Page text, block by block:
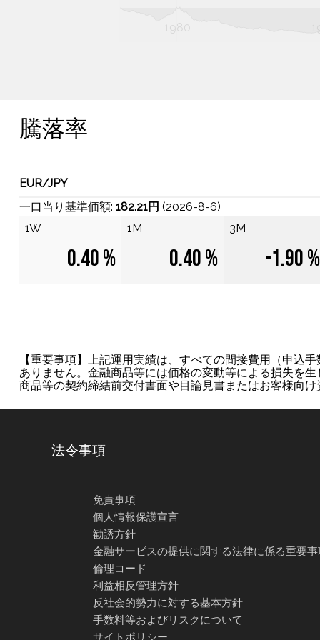
1980
騰落率
EUR/JPY
一口当り基準価額: 182.21円 (2026-8-6)
1W
1M 3M
0.40 % 0.40 % -1.90 %
【重要事項】上記運用実績は、すべての間接費用（申込
ありません。金融商品等には価格の変動等による損失を
商品等の契約締結前交付書面や目論見書またはお客様向け
法令事項
免責事項
個人情報保護宣言
勧誘方針
金融サービスの提供に関する法律に係る重要事
倫理コード
利益相反管理方針
反社会的勢力に対する基本方針
手数料等およびリスクについて
サイトポリシー